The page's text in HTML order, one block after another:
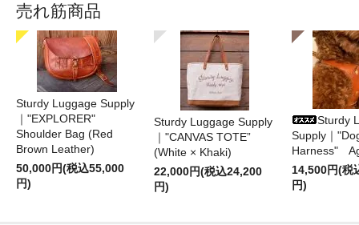
売れ筋商品
Sturdy Luggage Supply
｜"EXPLORER"
Shoulder Bag (Red
Brown Leather)
50,000円(税込55,000
円)
Sturdy Luggage Supply
｜"CANVAS TOTE”
(White × Khaki)
22,000円(税込24,200
円)
Sturdy
Supply｜
Harness"
14,500円(税
円)